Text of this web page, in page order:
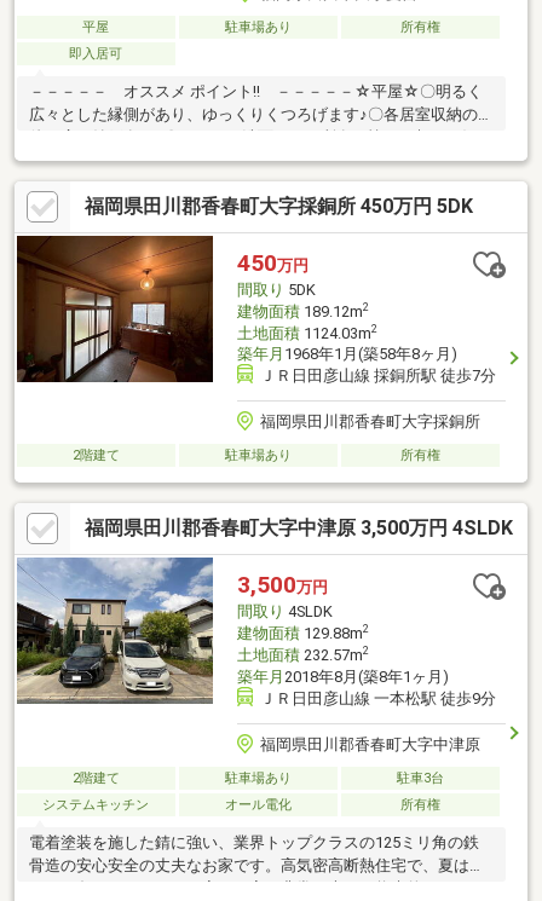
平屋 駐車場あり
所有権
即入居可
－－－－－ オススメ ポイント!! －－－－－☆平屋☆〇明るく
広々とした縁側があり、ゆっくりくつろげます♪〇各居室収納の
あいません♪〇金川小まで徒歩35分(約2500ｍ)田川東中まで徒歩4
分(約350ｍ)♪不動産売買・リフォームのことなら【よしなが企
画】にお任せ下さい！！
福岡県田川郡香春町大字採銅所 450万円 5DK
450万円
間取り 5DK
建物面積189.12m2
土地面積1124.03m2
築年月 1968年1月(築58年8ヶ月)
ＪＲ日田彦山線 採銅所駅 徒歩7分
福岡県田川郡香春町大字採銅所
2階建て 駐車場あり 所有権
福岡県田川郡香春町大字中津原 3,500万円 4SLDK
3,500万円
間取り 4SLDK
建物面積129.88m2
土地面積232.57m2
築年月 2018年8月(築8年1ヶ月)
ＪＲ日田彦山線 一本松駅 徒歩9分
福岡県田川郡香春町大字中津原
2階建て 駐車場あり
駐車3台
システムキッチン
オール電化 所有権
電着塗装を施した錆に強い、業界トップクラスの125ミリ角の鉄
骨造の安心安全の丈夫なお家です。高気密高断熱住宅で、夏は涼
しく、冬はあったかのお家！お家は非常に大きく将来的に4LDKを